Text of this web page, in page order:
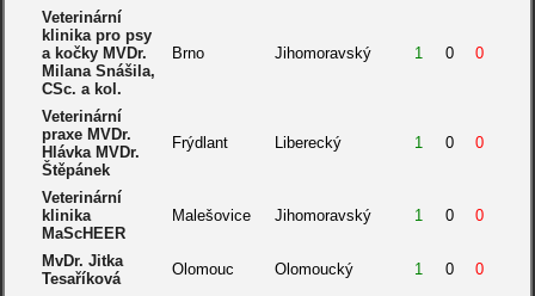
Veterinární
klinika pro psy
a kočky MVDr.
Milana Snášila,
CSc. a kol.
Brno Jihomoravský 1 0 0
Veterinární
praxe MVDr.
Hlávka MVDr.
Štěpánek
Frýdlant Liberecký 1 0 0
Veterinární
klinika
MaScHEER
Malešovice Jihomoravský 1 0 0
MvDr. Jitka
Tesaříková
Olomouc Olomoucký 1 0 0